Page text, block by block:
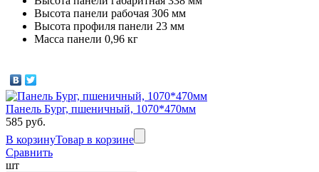
Katrilli
красный
Katrilli
Высота панели рабочая 306 мм
Высота профиля панели 23 мм
Масса панели 0,96 кг
Панель Бург, пшеничный, 1070*470мм
585 руб.
В корзинуТовар в корзине
Сравнить
шт